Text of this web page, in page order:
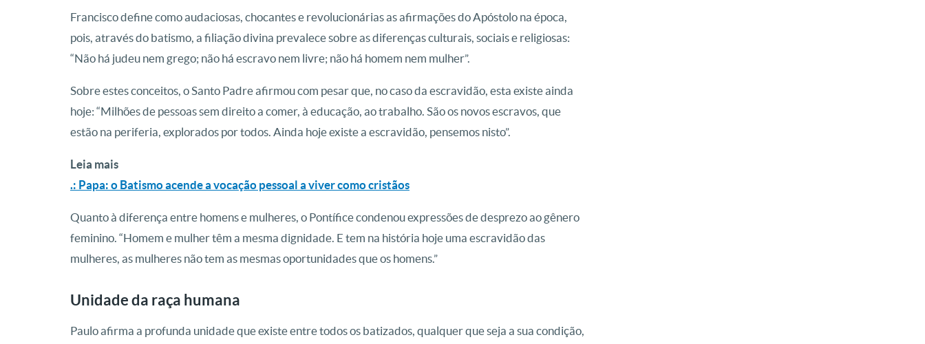
Francisco define como audaciosas, chocantes e revolucionárias as afirmações do Apóstolo na época,
pois, através do batismo, a filiação divina prevalece sobre as diferenças culturais, sociais e religiosas:
“Não há judeu nem grego; não há escravo nem livre; não há homem nem mulher”.
Sobre estes conceitos, o Santo Padre afirmou com pesar que, no caso da escravidão, esta existe ainda
hoje: “Milhões de pessoas sem direito a comer, à educação, ao trabalho. São os novos escravos, que
estão na periferia, explorados por todos. Ainda hoje existe a escravidão, pensemos nisto”.
Leia mais
.: Papa: o Batismo acende a vocação pessoal a viver como cristãos
Quanto à diferença entre homens e mulheres, o Pontífice condenou expressões de desprezo ao gênero
feminino. “Homem e mulher têm a mesma dignidade. E tem na história hoje uma escravidão das
mulheres, as mulheres não tem as mesmas oportunidades que os homens.”
Unidade da raça humana
Paulo afirma a profunda unidade que existe entre todos os batizados, qualquer que seja a sua condição,